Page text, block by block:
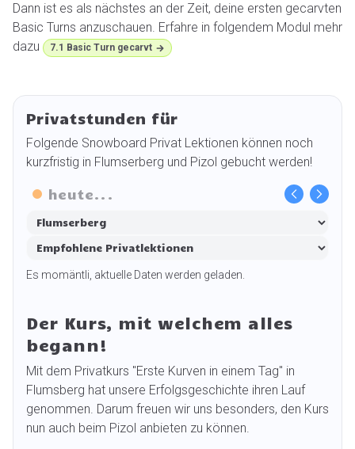
Dann ist es als nächstes an der Zeit, deine ersten gecarvten
Basic Turns anzuschauen. Erfahre in folgendem Modul mehr
dazu
7.1 Basic Turn gecarvt
Privatstunden für
Folgende Snowboard Privat Lektionen können noch
kurzfristig in Flumserberg und Pizol gebucht werden!
heute...
Leider gibt es an den gewählten Daten keine freien Kurse
Leider gibt es an diesem Tag keine freien Plätze mehr.
Es momäntli, aktuelle Daten werden geladen.
Alle Optionen anzeigen Use setting
Der Kurs, mit welchem alles
begann!
Mit dem Privatkurs "Erste Kurven in einem Tag" in
Flumsberg hat unsere Erfolgsgeschichte ihren Lauf
genommen. Darum freuen wir uns besonders, den Kurs
nun auch beim Pizol anbieten zu können.